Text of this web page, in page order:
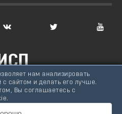
РОССИИ
спорта России, 2007 -
нам анализировать
сайтом и делать его лучше.
Вы соглашаетесь с